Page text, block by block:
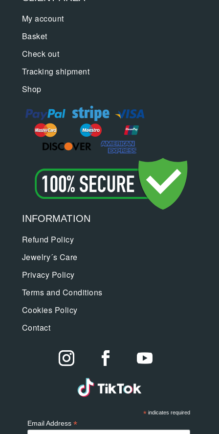
My account
Basket
Check out
Tracking shipment
Shop
INFORMATION
Refund Policy
Jewelry´s Care
Privacy Policy
Terms and Conditions
Cookies Policy
Contact
* indicates required
Email Address *